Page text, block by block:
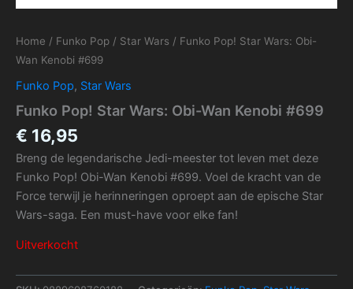
Home / Funko Pop / Star Wars / Funko Pop! Star Wars: Obi-
Wan Kenobi #699
Funko Pop, Star Wars
Funko Pop! Star Wars: Obi-Wan Kenobi #699
€ 16,95
Breng de legendarische Jedi-meester tot leven met deze
Funko Pop! Obi-Wan Kenobi #699. Voel de kracht van de
Force terwijl je herinneringen oproept aan de epische Star
Wars-saga. Een must-have voor elke fan!
Uitverkocht